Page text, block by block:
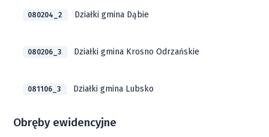
080204_2 Działki gmina Dąbie
080206_3 Działki gmina Krosno Odrzańskie
081106_3 Działki gmina Lubsko
Obręby ewidencyjne